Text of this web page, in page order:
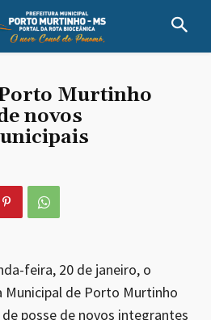
Murtinho
novos
feira, 20 de janeiro, o
de Porto Murtinho
posse de novos integrantes